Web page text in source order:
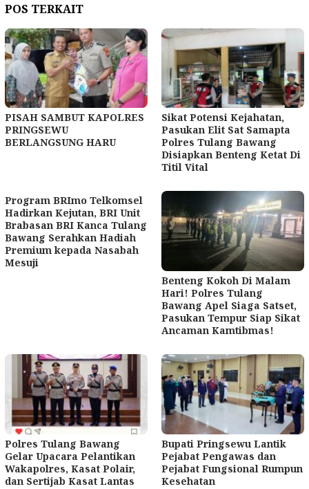
POS TERKAIT
PISAH SAMBUT KAPOLRES
PRINGSEWU
BERLANGSUNG HARU
Sikat Potensi Kejahatan,
Pasukan Elit Sat Samapta
Polres Tulang Bawang
Disiapkan Benteng Ketat Di
Titil Vital
Program BRImo Telkomsel
Hadirkan Kejutan, BRI Unit
Brabasan BRI Kanca Tulang
Bawang Serahkan Hadiah
Premium kepada Nasabah
Mesuji
Benteng Kokoh Di Malam
Hari! Polres Tulang
Bawang Apel Siaga Satset,
Pasukan Tempur Siap Sikat
Ancaman Kamtibmas!
Polres Tulang Bawang
Gelar Upacara Pelantikan
Wakapolres, Kasat Polair,
dan Sertijab Kasat Lantas
Bupati Pringsewu Lantik
Pejabat Pengawas dan
Pejabat Fungsional Rumpun
Kesehatan